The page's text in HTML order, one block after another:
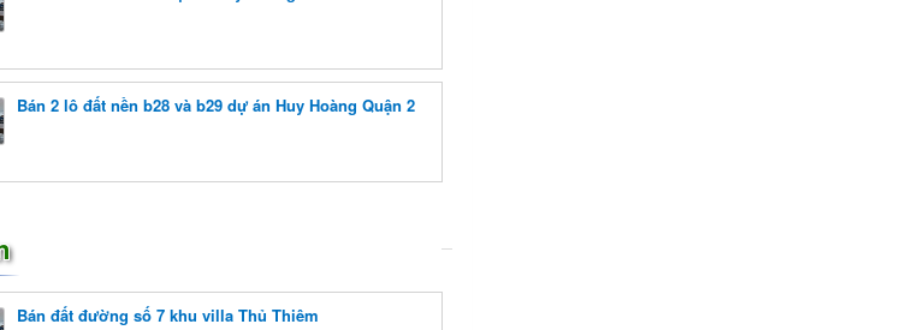
Bán 2 lô đất nền b28 và b29 dự án Huy Hoàng Quận 2
Bán đất đường số 7 khu villa Thủ Thiêm